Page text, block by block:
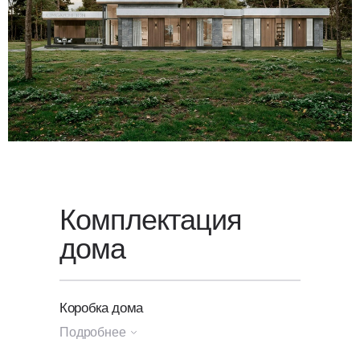
Для уточнения стоимости вашего
проекта свяжитесь с нами или
оставьте заявкуна обратный
звонок — мы свяжемся с вами
в ближайшее время.
Комплектация
дома
Коробка дома
Подробнее